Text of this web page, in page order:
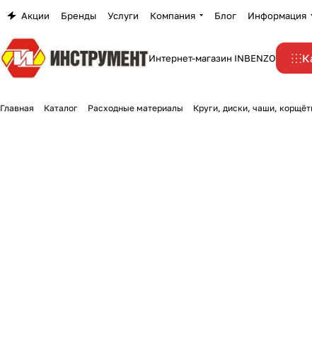
Акции Бренды Услуги Компания Блог Информация
Интернет-магазин INBENZO
Главная Каталог Расходные материалы Круги, диски, чаши,